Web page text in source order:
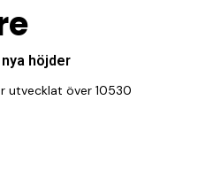
höjder
utvecklat över 10530